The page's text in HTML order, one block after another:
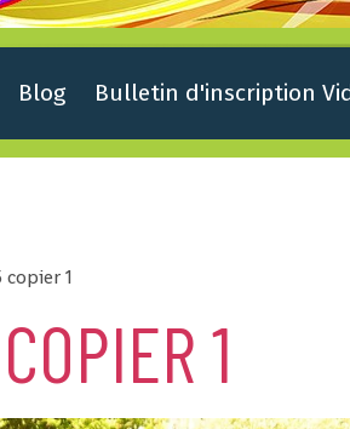
Blog Bulletin d'inscription
copier 1
1